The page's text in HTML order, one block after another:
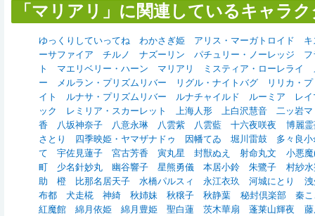
「マリアリ」に関連しているキャラ
ゆっくりしていってね わかさぎ姫 アリス・マーガトロイド
ーサファイア
チルノ ナズーリン パチュリー・ノーレッジ
ト
マエリベリー・ハーン マリアリ ミスティア・ローレライ
ー
メルラン・プリズムリバー リグル・ナイトバグ
リリカ・
イト
ルナサ・プリズムリバー ルナチャイルド ルーミア
レ
ック
レミリア・スカーレット 上海人形 上白沢慧音
二ッ岩
香
八坂神奈子 八意永琳 八雲紫 八雲藍 十六夜咲夜
博麗霊
さとり
四季映姫・ヤマザナドゥ 因幡てゐ 堀川雷鼓
多々良小
て
宇佐見蓮子 宮古芳香 寅丸星 封獣ぬえ 射命丸文
小悪
町
少名針妙丸 幽谷響子 星熊勇儀 本居小鈴 朱鷺子
村紗水
助
橙 比那名居天子 水橋パルスィ 永江衣玖 河城にとり
布都
犬走椛 神綺 秋姉妹 秋穣子 秋静葉 秘封倶楽部
秦
紅魔館
綿月依姫 綿月豊姫 聖白蓮 茨木華扇 蓬莱山輝夜